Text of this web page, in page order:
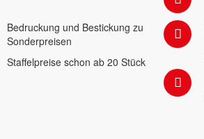
Bedruckung und Bestickung zu
Sonderpreisen
Staffelpreise schon ab 20 Stück